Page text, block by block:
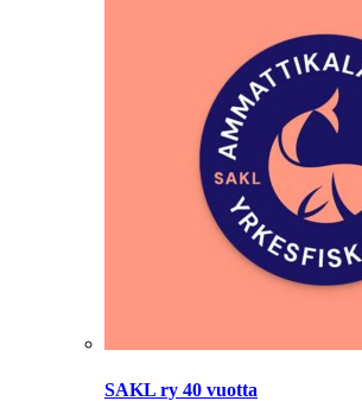
SAKL ry 40 vuotta